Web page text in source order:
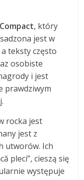
Compact, który
jest w
teksty często
osobiste
i jest
prawdziwym
rocka jest
jest z
utworów. Ich
pleci”, cieszą się
występuje